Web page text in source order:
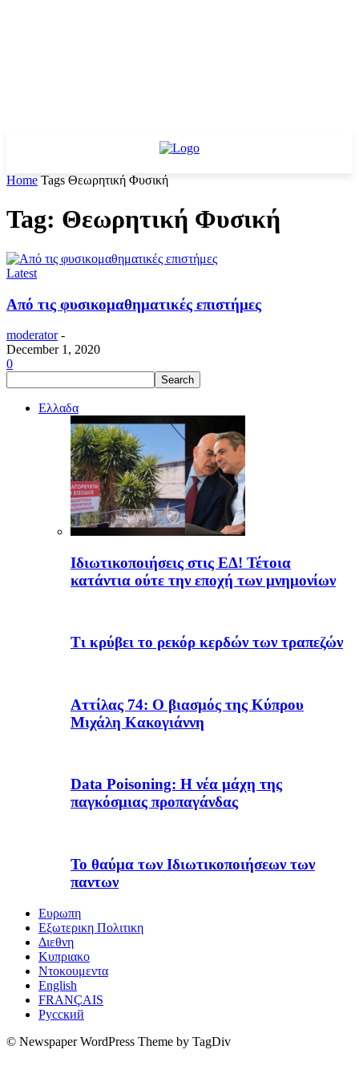
Home Tags Θεωρητική Φυσική
Tag: Θεωρητική Φυσική
Latest
Από τις φυσικομαθηματικές επιστήμες
moderator -
December 1, 2020
0
Ελλαδα
Ιδιωτικοποιήσεις στις ΕΔ! Τέτοια
κατάντια ούτε την εποχή των μνημονίων
Τι κρύβει το ρεκόρ κερδών των τραπεζών
Αττίλας 74: Ο βιασμός της Κύπρου
Μιχάλη Κακογιάννη
Data Poisoning: Η νέα μάχη της
παγκόσμιας προπαγάνδας
Το θαύμα των Ιδιωτικοποιήσεων των
παντων
Ευρωπη
Εξωτερικη Πολιτικη
Διεθνη
Κυπριακο
Ντοκουμεντα
English
FRANÇAIS
Русский
© Newspaper WordPress Theme by TagDiv